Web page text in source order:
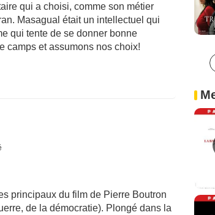
qui a choisi, comme son métier
Masagual était un intellectuel qui
qui tente de se donner bonne
camps et assumons nos choix!
principaux du film de Pierre Boutron
de la démocratie). Plongé dans la